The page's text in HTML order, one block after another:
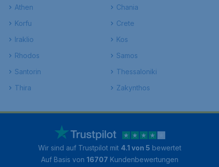
Athen
Chania
Korfu
Crete
Iraklio
Kos
Rhodos
Samos
Santorin
Thessaloniki
Thira
Zakynthos
Wir sind auf Trustpilot mit 4.1 von 5 bewertet
Auf Basis von 16707 Kundenbewertungen